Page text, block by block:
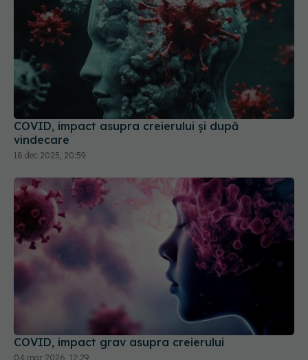
COVID, impact asupra creierului și după
vindecare
18 dec 2025, 20:59
COVID, impact grav asupra creierului
04 mar 2026, 12:29